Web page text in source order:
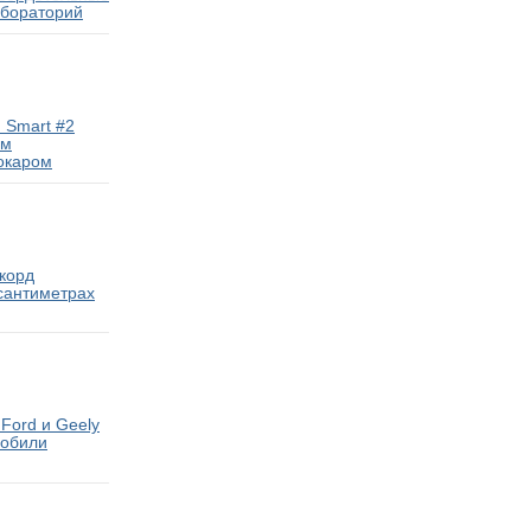
Smart #2
и Geely